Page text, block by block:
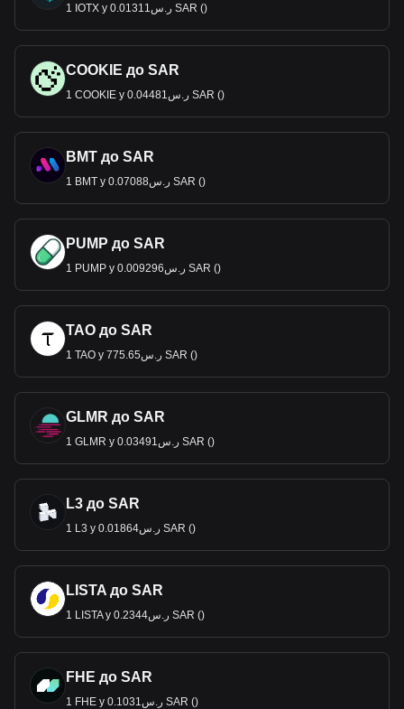
1 IOTX у ر.س0.01311 SAR ()
COOKIE до SAR
1 COOKIE у ر.س0.04481 SAR ()
BMT до SAR
1 BMT у ر.س0.07088 SAR ()
PUMP до SAR
1 PUMP у ر.س0.009296 SAR ()
TAO до SAR
1 TAO у ر.س775.65 SAR ()
GLMR до SAR
1 GLMR у ر.س0.03491 SAR ()
L3 до SAR
1 L3 у ر.س0.01864 SAR ()
LISTA до SAR
1 LISTA у ر.س0.2344 SAR ()
FHE до SAR
1 FHE у ر.س0.1031 SAR ()